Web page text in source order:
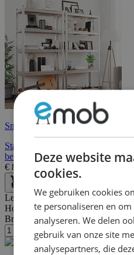
Snelle levering
Stalen stellingkast voor zwaar
belasting, 50x100x200cm
€ 82,95 104,00
Lengte: 46 cm
Hoogte:109 cm
Breedte/diepte:46 cm
Deze website
cookies.
We gebruiken cookies
te personaliseren en
analyseren. We delen
gebruik van onze site
analysepartners, die